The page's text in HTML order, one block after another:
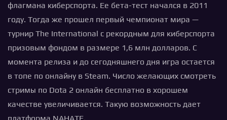
флагмана киберспорта. Ее бета-тест начался в 2011
году. Тогда же прошел первый чемпионат мира —
турнир The International с рекордным для киберспорта
призовым фондом в размере 1,6 млн долларов. С
момента релиза и до сегодняшнего дня игра остается
в топе по онлайну в Steam. Число желающих смотреть
стримы по Dota 2 онлайн бесплатно в хорошем
качестве увеличивается. Такую возможность дает